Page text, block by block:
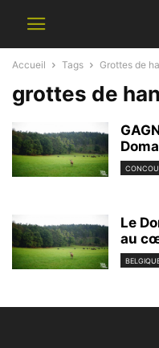
Accueil Tags Grottes de
grottes de han
Le
au